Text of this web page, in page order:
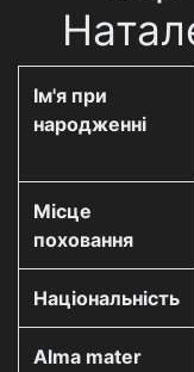
Ім'я при
народженні
Місце
поховання
Національність
Alma mater